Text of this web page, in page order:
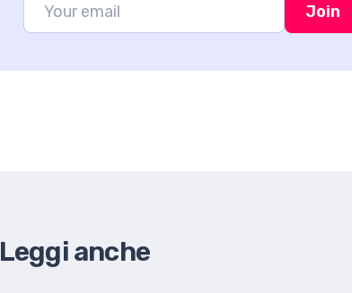
Join
Leggi anche